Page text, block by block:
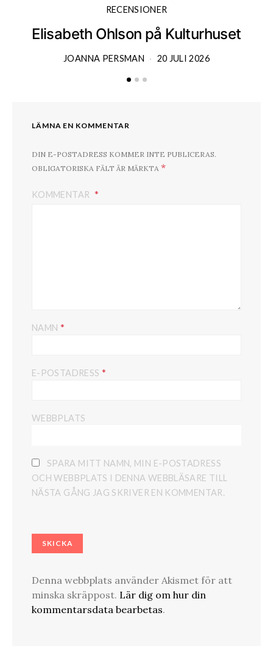
RECENSIONER
Elisabeth Ohlson på Kulturhuset
JOANNA PERSMAN 20 JULI 2026
LÄMNA EN KOMMENTAR
DIN E-POSTADRESS KOMMER INTE PUBLICERAS.
OBLIGATORISKA FÄLT ÄR MÄRKTA *
KOMMENTAR
NAMN *
E-POSTADRESS *
WEBBPLATS
SPARA MITT NAMN, MIN E-POSTADRESS
OCH WEBBPLATS I DENNA WEBBLÄSARE TILL
NÄSTA GÅNG JAG SKRIVER EN KOMMENTAR.
Denna webbplats använder Akismet för att
minska skräppost. Lär dig om hur din
kommentarsdata bearbetas.